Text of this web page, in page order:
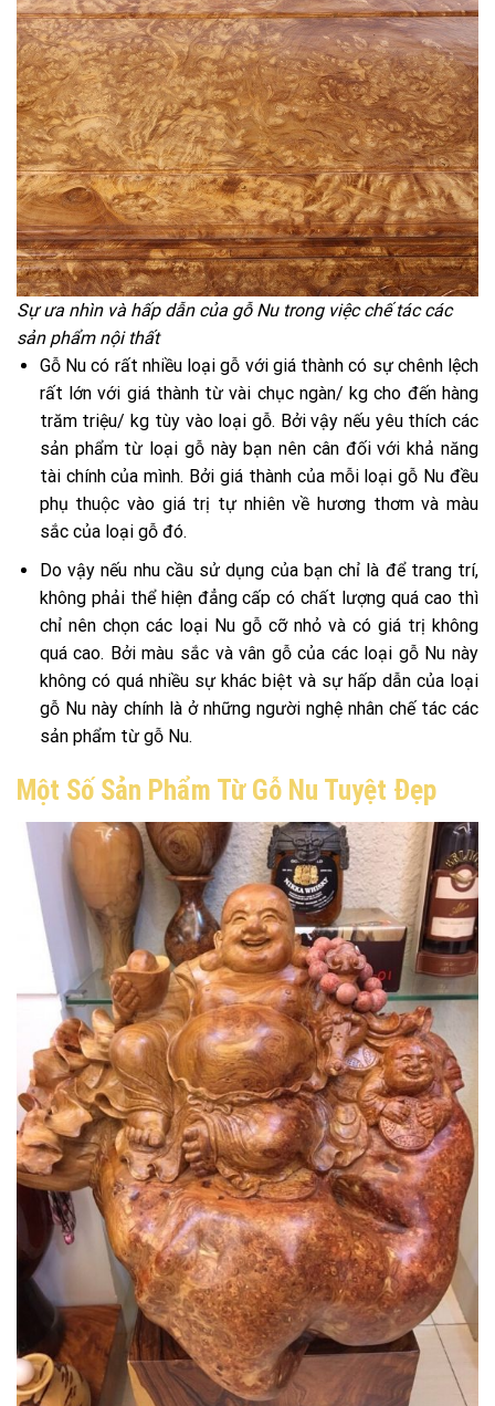
Sự ưa nhìn và hấp dẫn của gỗ Nu trong việc chế tác các
sản phẩm nội thất
Gỗ Nu có rất nhiều loại gỗ với giá thành có sự chênh lệch
rất lớn với giá thành từ vài chục ngàn/ kg cho đến hàng
trăm triệu/ kg tùy vào loại gỗ. Bởi vậy nếu yêu thích các
sản phẩm từ loại gỗ này bạn nên cân đối với khả năng
tài chính của mình. Bởi giá thành của mỗi loại gỗ Nu đều
phụ thuộc vào giá trị tự nhiên về hương thơm và màu
sắc của loại gỗ đó.
Do vậy nếu nhu cầu sử dụng của bạn chỉ là để trang trí,
không phải thể hiện đẳng cấp có chất lượng quá cao thì
chỉ nên chọn các loại Nu gỗ cỡ nhỏ và có giá trị không
quá cao. Bởi màu sắc và vân gỗ của các loại gỗ Nu này
không có quá nhiều sự khác biệt và sự hấp dẫn của loại
gỗ Nu này chính là ở những người nghệ nhân chế tác các
sản phẩm từ gỗ Nu.
Một Số Sản Phẩm Từ Gỗ Nu Tuyệt Đẹp